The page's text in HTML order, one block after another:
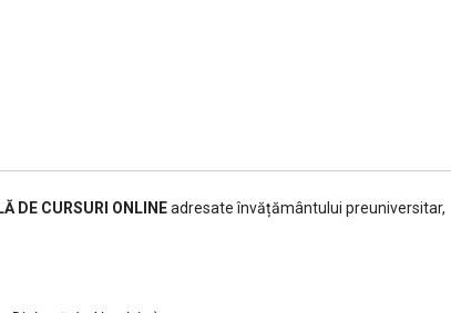
DE CURSURI ONLINEadresate învățământului preuniversitar,